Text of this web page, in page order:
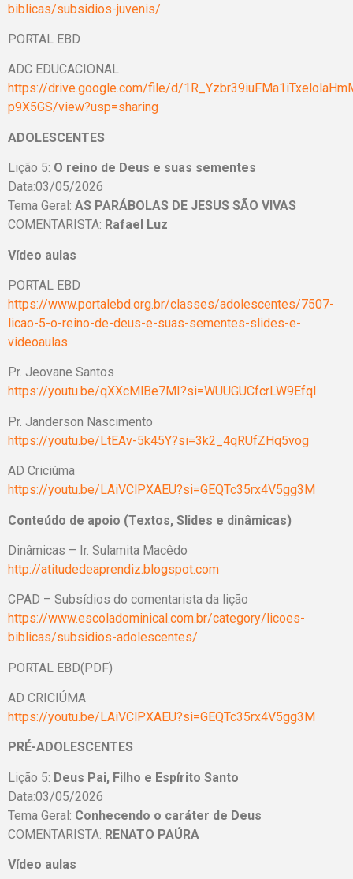
biblicas/subsidios-juvenis/
PORTAL EBD
ADC EDUCACIONAL
https://drive.google.com/file/d/
p9X5GS/view?usp=sharing
ADOLESCENTES
Lição 5: O reino de Deus e suas sementes
Data:03/05/2026
Tema Geral: AS PARÁBOLAS DE JESUS SÃO VIVAS
COMENTARISTA: Rafael Luz
Vídeo aulas
PORTAL EBD
https://www.portalebd.org.br/classes/adolescentes/7507-
licao-5-o-reino-de-deus-e-suas-sementes-slides-e-
videoaulas
Pr. Jeovane Santos
https://youtu.be/qXXcMlBe7MI?si=WUUGUCfcrLW9Efql
Pr. Janderson Nascimento
https://youtu.be/LtEAv-5k45Y?si=3k2_4qRUfZHq5vog
AD Criciúma
https://youtu.be/LAiVClPXAEU?si=GEQTc35rx4V5gg3M
Conteúdo de apoio (Textos, Slides e dinâmicas)
Dinâmicas – Ir. Sulamita Macêdo
http://atitudedeaprendiz.blogspot.com
CPAD – Subsídios do comentarista da lição
https://www.escoladominical.com.br/category/licoes-
biblicas/subsidios-adolescentes/
PORTAL EBD(PDF)
AD CRICIÚMA
https://youtu.be/LAiVClPXAEU?si=GEQTc35rx4V5gg3M
PRÉ-ADOLESCENTES
Lição 5: Deus Pai, Filho e Espírito Santo
Data:03/05/2026
Tema Geral: Conhecendo o caráter de Deus
COMENTARISTA: RENATO PAÚRA
Vídeo aulas